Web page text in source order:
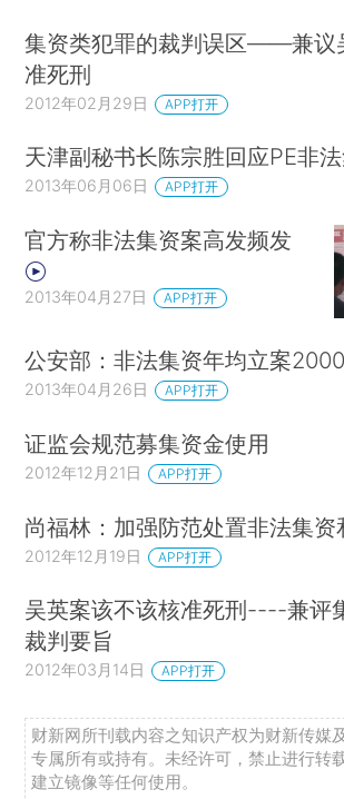
集资类犯罪的裁判误区——兼议
准死刑
2012年02月29日 APP打开
天津副秘书长陈宗胜回应PE非
2013年06月06日 APP打开
官方称非法集资案高发频发
2013年04月27日 APP打开
公安部：非法集资年均立案
2013年04月26日 APP打开
证监会规范募集资金使用
2012年12月21日 APP打开
尚福林：加强防范处置非法集
2012年12月19日 APP打开
吴英案该不该核准死刑----兼评
裁判要旨
2012年03月14日 APP打开
财新网所刊载内容之知识产权为财新传媒
专属所有或持有。未经许可，禁止进行转
建立镜像等任何使用。